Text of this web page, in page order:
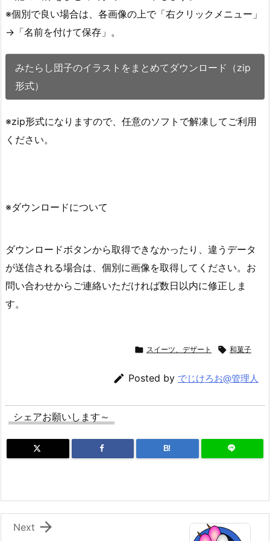
※個別で良い場合は、各画像の上で「右クリックメニュー」
→「名前を付けて保存」。
みたらし団子のイラストをまとめてダウンロード（zip
形式）
※zip形式になりますので、任意のソフトで解凍してご利用
ください。
※ダウンロードについて
ダウンロードボタンから取得できなかったり、違うデータ
が送信される場合は、個別に画像を取得してください。お
問い合わせからご連絡いただければ数日以内に修正しま
す。
 スイーツ、デザート  和菓子
 Posted by でじけろお@管理人
シェアお願いします～
B!

Next